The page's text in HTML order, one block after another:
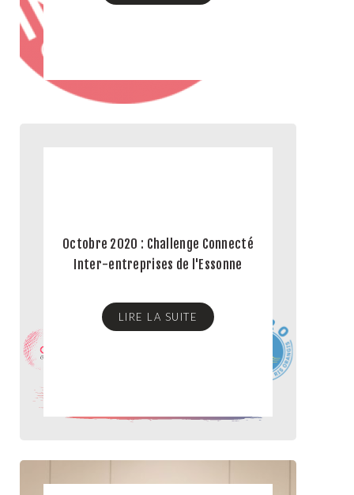
Octobre 2020 : Challenge Connecté
Inter-entreprises de l'Essonne
LIRE LA SUITE